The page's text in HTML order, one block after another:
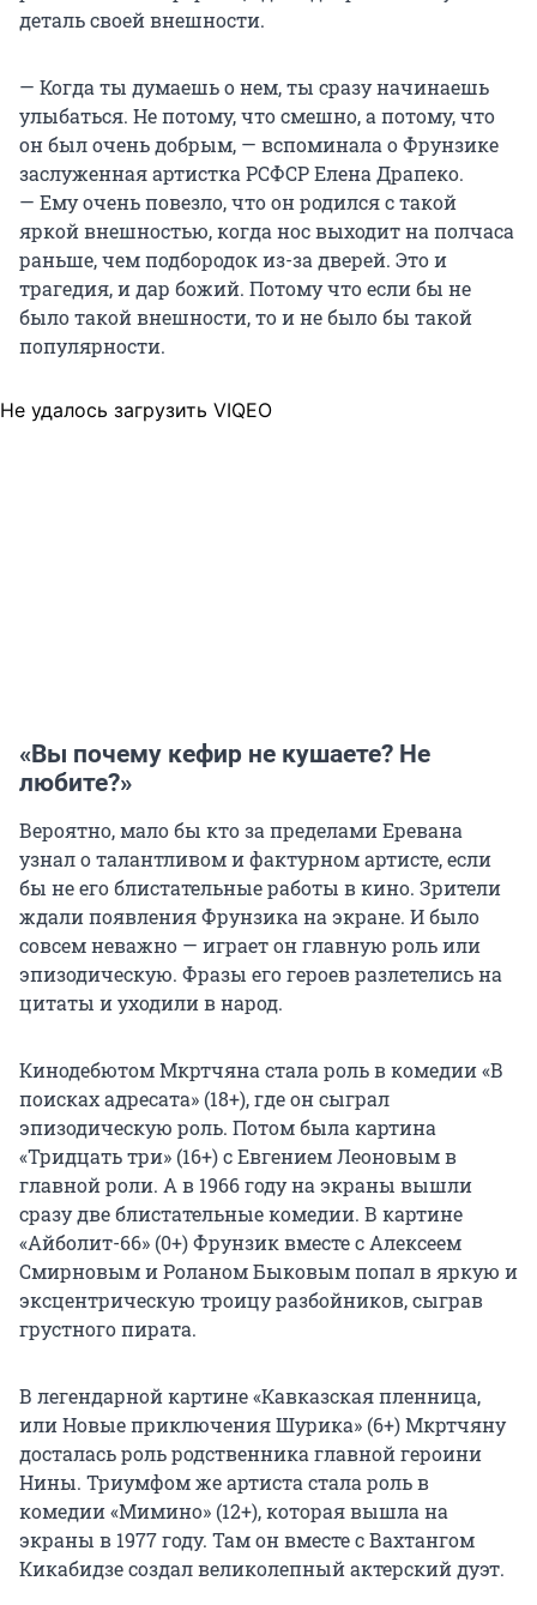
деталь своей внешности.
— Когда ты думаешь о нем, ты сразу начинаешь
улыбаться. Не потому, что смешно, а потому, что
он был очень добрым, — вспоминала о Фрунзике
заслуженная артистка РСФСР Елена Драпеко.
— Ему очень повезло, что он родился с такой
яркой внешностью, когда нос выходит на полчаса
раньше, чем подбородок из-за дверей. Это и
трагедия, и дар божий. Потому что если бы не
было такой внешности, то и не было бы такой
популярности.
Не удалось загрузить VIQEO
«Вы почему кефир не кушаете? Не
любите?»
Вероятно, мало бы кто за пределами Еревана
узнал о талантливом и фактурном артисте, если
бы не его блистательные работы в кино. Зрители
ждали появления Фрунзика на экране. И было
совсем неважно — играет он главную роль или
эпизодическую. Фразы его героев разлетелись на
цитаты и уходили в народ.
Кинодебютом Мкртчяна стала роль в комедии «В
поисках адресата» (18+), где он сыграл
эпизодическую роль. Потом была картина
«Тридцать три» (16+) с Евгением Леоновым в
главной роли. А в 1966 году на экраны вышли
сразу две блистательные комедии. В картине
«Айболит-66» (0+) Фрунзик вместе с Алексеем
Смирновым и Роланом Быковым попал в яркую и
эксцентрическую троицу разбойников, сыграв
грустного пирата.
В легендарной картине «Кавказская пленница,
или Новые приключения Шурика» (6+) Мкртчяну
досталась роль родственника главной героини
Нины. Триумфом же артиста стала роль в
комедии «Мимино» (12+), которая вышла на
экраны в 1977 году. Там он вместе с Вахтангом
Кикабидзе создал великолепный актерский дуэт.